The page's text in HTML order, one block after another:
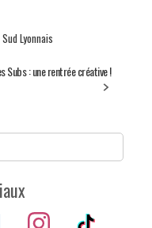
Sud Lyonnais
Subs : une rentrée créative !